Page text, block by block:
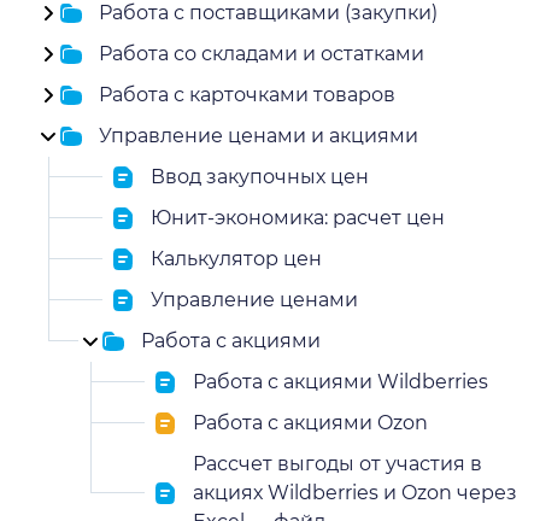
Работа с поставщиками (закупки)
Работа со складами и остатками
Работа с карточками товаров
Управление ценами и акциями
Ввод закупочных цен
Юнит-экономика: расчет цен
Калькулятор цен
Управление ценами
Работа с акциями
Работа с акциями Wildberries
Работа с акциями Ozon
Рассчет выгоды от участия в
акциях Wildberries и Ozon через